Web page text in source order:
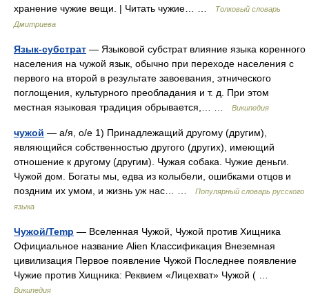
хранение чужие вещи. | Читать чужие… …
Толковый словарь
Дмитриева
Язык-субстрат — Языковой субстрат влияние языка коренного
населения на чужой язык, обычно при переходе населения с
первого на второй в результате завоевания, этнического
поглощения, культурного преобладания и т. д. При этом
местная языковая традиция обрывается,… …
Википедия
чужой — а/я, о/е 1) Принадлежащий другому (другим),
являющийся собственностью другого (других), имеющий
отношение к другому (другим). Чужая собака. Чужие деньги.
Чужой дом. Богаты мы, едва из колыбели, ошибками отцов и
поздним их умом, и жизнь уж нас… …
Популярный словарь русского
языка
Чужой/Temp — Вселенная Чужой, Чужой против Хищника
Официальное название Alien Классификация Внеземная
цивилизация Первое появление Чужой Последнее появление
Чужие против Хищника: Реквием «Лицехват» Чужой ( …
Википедия